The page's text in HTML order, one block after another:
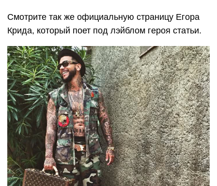
Смотрите так же официальную страницу Егора
Крида, который поет под лэйблом героя статьи.